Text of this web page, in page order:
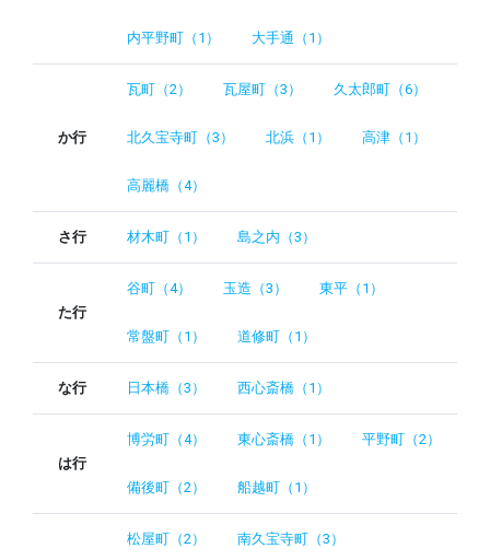
内平野町（1） 大手通（1）
か行
瓦町（2） 瓦屋町（3） 久太郎町（6）
北久宝寺町（3） 北浜（1） 高津（1）
高麗橋（4）
さ行 材木町（1） 島之内（3）
た行
谷町（4） 玉造（3） 東平（1）
常盤町（1） 道修町（1）
な行 日本橋（3） 西心斎橋（1）
は行
博労町（4） 東心斎橋（1） 平野町（2）
備後町（2） 船越町（1）
松屋町（2） 南久宝寺町（3）